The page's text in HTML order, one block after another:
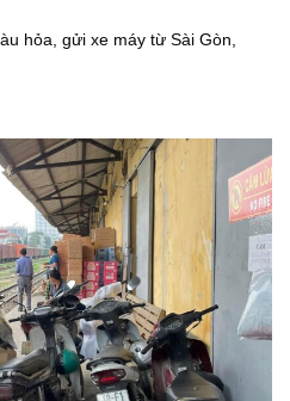
hỏa, gửi xe máy từ Sài Gòn,